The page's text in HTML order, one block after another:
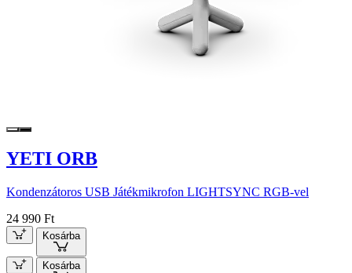
YETI ORB
Kondenzátoros USB Játékmikrofon LIGHTSYNC RGB-vel
24 990 Ft
Kosárba
Kosárba